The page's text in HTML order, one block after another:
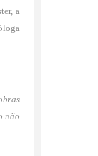
a
não